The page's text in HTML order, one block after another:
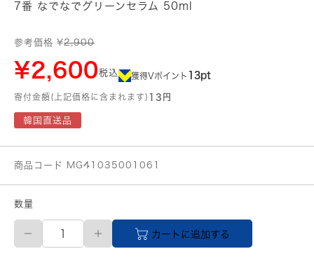
7番 なでなでグリーンセラム 50ml
参考価格 ¥2,900
¥2,600税込 獲得Vポイント 13pt
寄付金額(上記価格に含まれます) 13円
韓国直送品
商品コード MG41035001061
数量
【メ
カ
カートに追加する